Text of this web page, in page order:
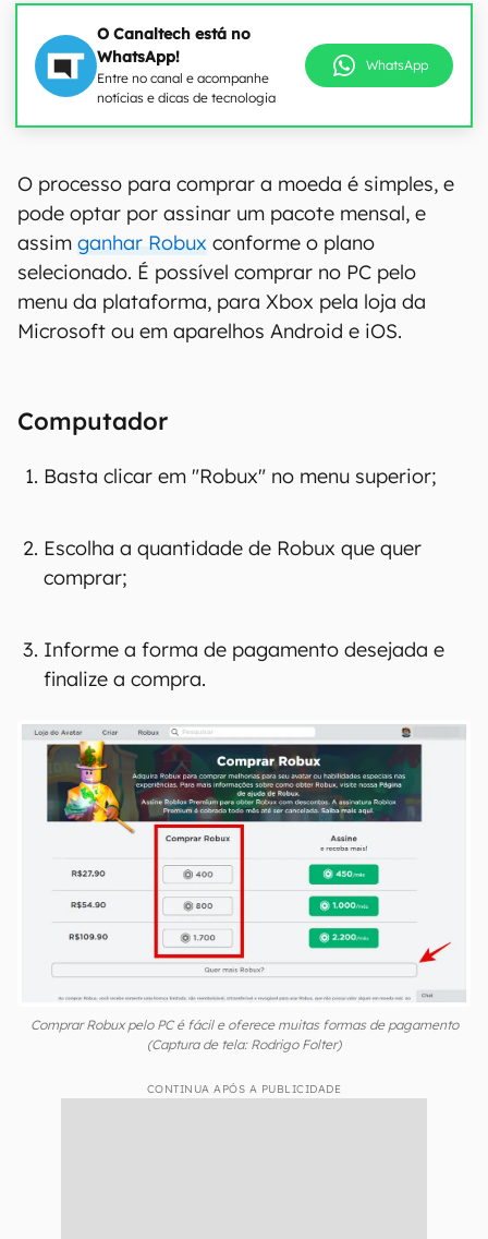
O Canaltech está no
WhatsApp!
Entre no canal e acompanhe
notícias e dicas de tecnologia
WhatsApp
O processo para comprar a moeda é simples, e
pode optar por assinar um pacote mensal, e
menu da plataforma, para Xbox pela loja da
Microsoft ou em aparelhos Android e iOS.
Computador
Basta clicar em "Robux" no menu superior;
Escolha a quantidade de Robux que quer
comprar;
Informe a forma de pagamento desejada e
finalize a compra.